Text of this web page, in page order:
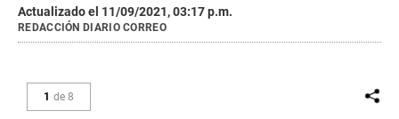
REDACCIÓN DIARIO CORREO
Actualizado el 11/09/2021, 03:17 p.m.
1 de 8